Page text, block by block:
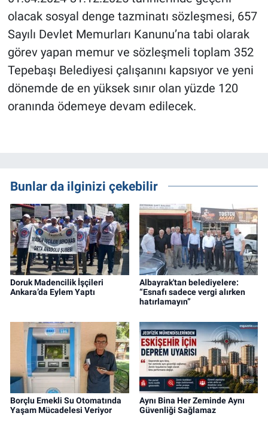
olacak sosyal denge tazminatı sözleşmesi, 657
Sayılı Devlet Memurları Kanunu’na tabi olarak
görev yapan memur ve sözleşmeli toplam 352
Tepebaşı Belediyesi çalışanını kapsıyor ve yeni
dönemde de en yüksek sınır olan yüzde 120
oranında ödemeye devam edilecek.
Bunlar da ilginizi çekebilir
Doruk Madencilik İşçileri
Ankara’da Eylem Yaptı
Albayrak'tan belediyelere:
“Esnafı sadece vergi alırken
hatırlamayın”
Borçlu Emekli Su Otomatında
Yaşam Mücadelesi Veriyor
Aynı Bina Her Zeminde Aynı
Güvenliği Sağlamaz